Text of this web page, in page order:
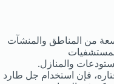
من المناطق والمنشآت
والمنازل.
فإن استخدام جل طارد